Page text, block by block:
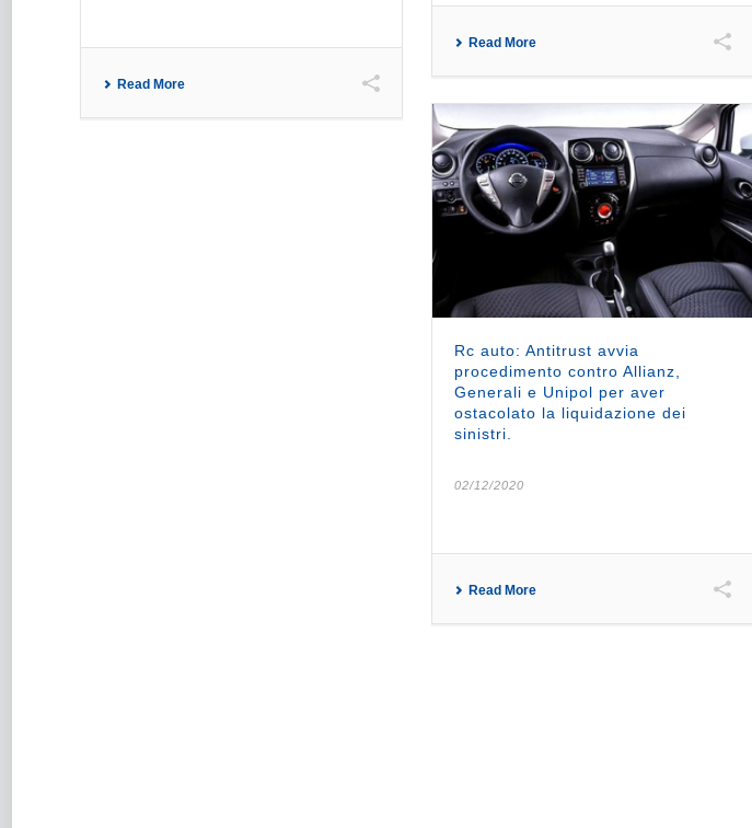
Read More
Read More
Rc auto: Antitrust avvia
procedimento contro Allianz,
Generali e Unipol per aver
ostacolato la liquidazione dei
sinistri.
02/12/2020
Read More